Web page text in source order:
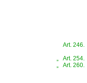
Art. 246.
„
Art. 254.
„
Art. 260.